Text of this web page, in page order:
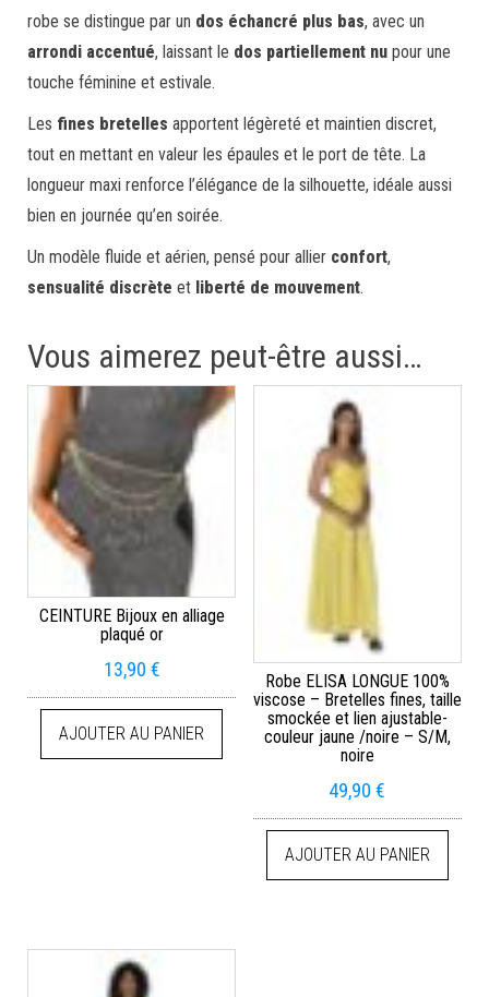
robe se distingue par un dos échancré plus bas, avec un
arrondi accentué, laissant le dos partiellement nu pour une
touche féminine et estivale.
Les fines bretelles apportent légèreté et maintien discret,
tout en mettant en valeur les épaules et le port de tête. La
longueur maxi renforce l’élégance de la silhouette, idéale aussi
bien en journée qu’en soirée.
Un modèle fluide et aérien, pensé pour allier confort,
sensualité discrète et liberté de mouvement.
Vous aimerez peut-être aussi…
CEINTURE Bijoux en alliage
plaqué or
13,90 €
AJOUTER AU PANIER
Robe ELISA LONGUE 100%
viscose – Bretelles fines, taille
smockée et lien ajustable-
couleur jaune /noire – S/M,
noire
49,90€
AJOUTER AU PANIER